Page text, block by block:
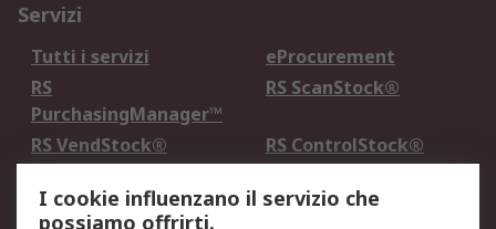
Servizi
Tutti i servizi
eProcurement
RS
PurchasingManager™
RS ScanStock®
RS VendStock®
RS ControlStock®
I cookie influenzano il servizio che
possiamo offrirti.